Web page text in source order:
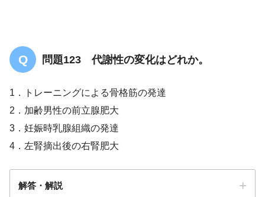
問題123 代謝性の変化はどれか。
1．トレーニングによる骨格筋の発達
2．加齢男性の前立腺肥大
3．妊娠時乳腺組織の発達
4．左腎摘出後の右腎肥大
解答・解説